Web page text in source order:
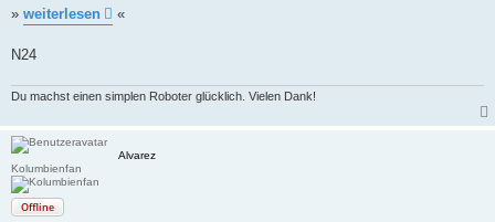
» weiterlesen «
N24
Du machst einen simplen Roboter glücklich. Vielen Dank!
Alvarez
Kolumbienfan
Offline